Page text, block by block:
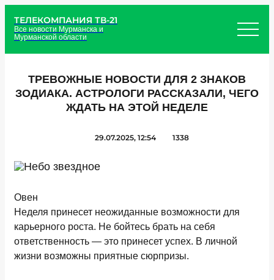
ТЕЛЕКОМПАНИЯ ТВ-21
Все новости Мурманска и
Мурманской области
ТРЕВОЖНЫЕ НОВОСТИ ДЛЯ 2 ЗНАКОВ
ЗОДИАКА. АСТРОЛОГИ РАССКАЗАЛИ, ЧЕГО
ЖДАТЬ НА ЭТОЙ НЕДЕЛЕ
29.07.2025, 12:54 1338
Овен
Неделя принесет неожиданные возможности для
карьерного роста. Не бойтесь брать на себя
ответственность — это принесет успех. В личной
жизни возможны приятные сюрпризы.